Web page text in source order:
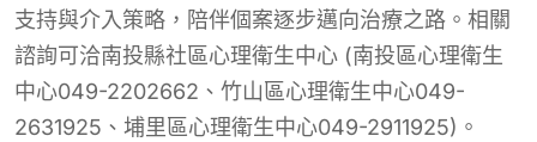
支持與介入策略，陪伴個案逐步邁向治療之路。相關
諮詢可洽南投縣社區心理衛生中心 (南投區心理衛生
中心049-2202662、竹山區心理衛生中心049-
2631925、埔里區心理衛生中心049-2911925)。